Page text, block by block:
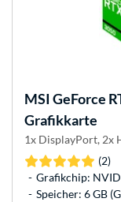
MSI GeForce
Grafikkarte
1x DisplayPort, 2x
(2)
Grafikchip:
Speicher: 6 GB